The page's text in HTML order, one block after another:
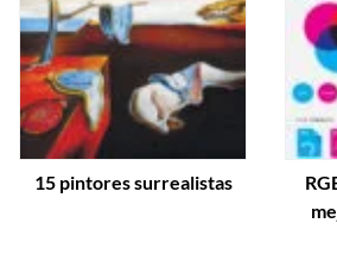
15 pintores surrealistas